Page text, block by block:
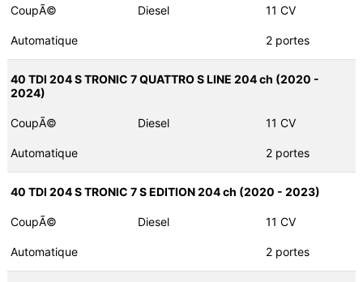
CoupÃ© Diesel 11 CV
Automatique 2 portes
40 TDI 204 S TRONIC 7 QUATTRO S LINE 204 ch (2020 -
2024)
CoupÃ© Diesel 11 CV
Automatique 2 portes
40 TDI 204 S TRONIC 7 S EDITION 204 ch (2020 - 2023)
CoupÃ© Diesel 11 CV
Automatique 2 portes